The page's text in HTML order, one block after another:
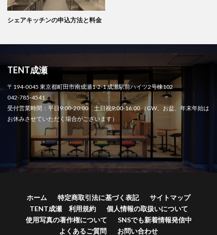
シェアキッチンの申込方法と料金
TENT成瀬
〒194-0045 東京都町田市南成瀬1-2-1 成瀬駅前ハイツ2号棟102
042-785-4541
受付営業時間：平日9:00-20:00 土日祝9:00-16:00 （GW、お盆、年末年始は
お休みさせていただく場合がございます）
ホーム 特定商取引法に基づく表記
サイトマップ
TENT成瀬 利用規約
個人情報の取扱いについて
使用写真の著作権について
SNSでも新着情報発信中
よくあるご質問
お問い合わせ